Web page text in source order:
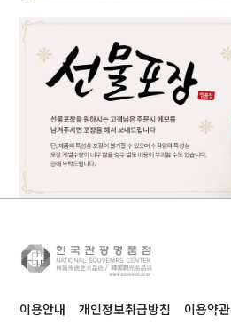
이용안내 개인정보취급방침 이용약관